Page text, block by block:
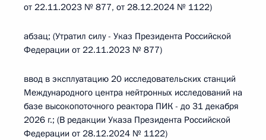
от 22.11.2023 № 877, от 28.12.2024 № 1122)
абзац; (Утратил силу - Указ Президента Российской
Федерации от 22.11.2023 № 877)
ввод в эксплуатацию 20 исследовательских станций
Международного центра нейтронных исследований на
базе высокопоточного реактора ПИК - до 31 декабря
2026 г.; (В редакции Указа Президента Российской
Федерации от 28.12.2024 № 1122)